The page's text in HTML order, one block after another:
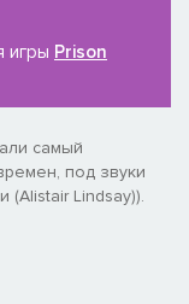
игры Prison
самый
под звуки
(Alistair Lindsay)).